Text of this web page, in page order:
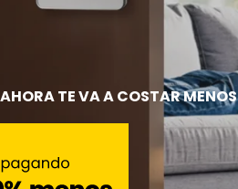
TE VA A COSTAR MENOS